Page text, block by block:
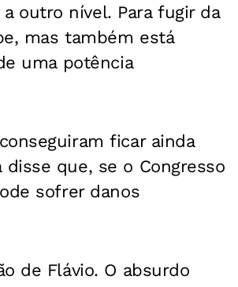
outro nível. Para fugir da
mas também está
uma potência
ficar ainda
disse que, se o Congresso
sofrer danos
de Flávio. O absurdo